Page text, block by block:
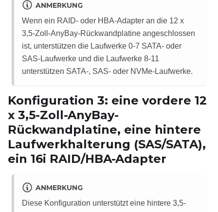
ANMERKUNG
Wenn ein RAID- oder HBA-Adapter an die 12 x
3,5-Zoll-AnyBay-Rückwandplatine angeschlossen
ist, unterstützen die Laufwerke 0-7 SATA- oder
SAS-Laufwerke und die Laufwerke 8-11
unterstützen SATA-, SAS- oder NVMe-Laufwerke.
Konfiguration 3: eine vordere 12
x 3,5-Zoll-AnyBay-
Rückwandplatine, eine hintere
Laufwerkhalterung (SAS/SATA),
ein 16i RAID/HBA-Adapter
ANMERKUNG
Diese Konfiguration unterstützt eine hintere 3,5-